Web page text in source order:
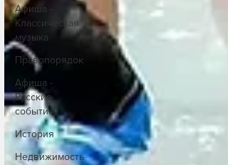
Афиша -
Классическая
музыка
Правопорядок
Афиша -
Русские
события
История
Недвижимость